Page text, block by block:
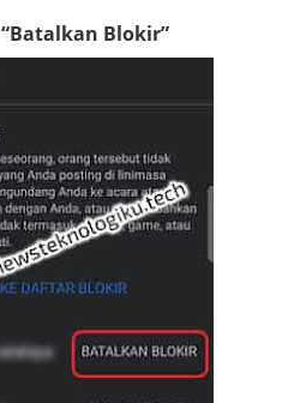
“Batalkan Blokir”